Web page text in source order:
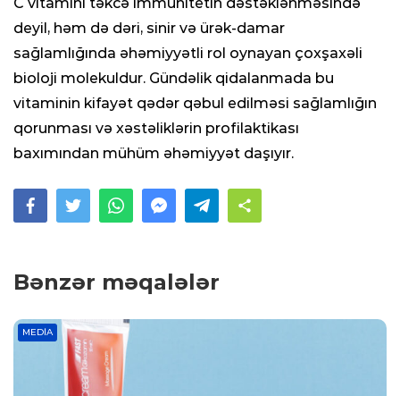
C vitamini təkcə immunitetin dəstəklənməsində
deyil, həm də dəri, sinir və ürək-damar
sağlamlığında əhəmiyyətli rol oynayan çoxşaxəli
bioloji molekuldur. Gündəlik qidalanmada bu
vitaminin kifayət qədər qəbul edilməsi sağlamlığın
qorunması və xəstəliklərin profilaktikası
baxımından mühüm əhəmiyyət daşıyır.
Bənzər məqalələr
MEDIA